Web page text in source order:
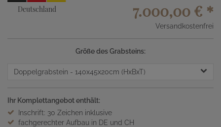
Deutschland
7.000,00 € *
Versandkostenfrei
Größe des Grabsteins:
Doppelgrabstein - 140x45x20cm (HxBxT)
Ihr Komplettangebot enthält:
Inschrift: 30 Zeichen inklusive
fachgerechter Aufbau in DE und CH